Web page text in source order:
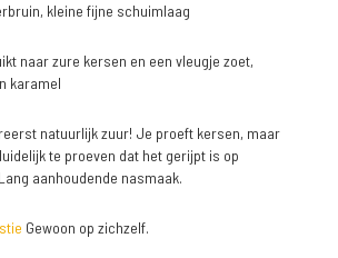
kleine fijne schuimlaag
naar zure kersen en een vleugje zoet,
karamel
natuurlijk zuur! Je proeft kersen, maar
te proeven dat het gerijpt is op
aanhoudende nasmaak.
Gewoon op zichzelf.